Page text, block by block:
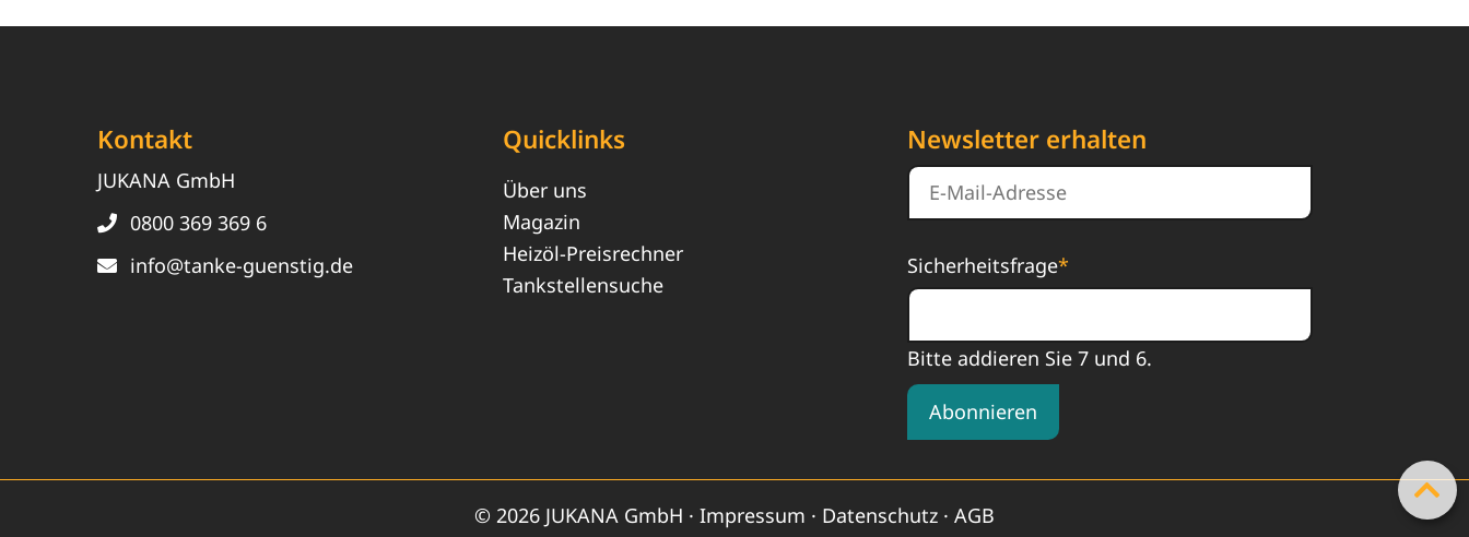
Kontakt
JUKANA GmbH
0800 369 369 6
info@tanke-guenstig.de
Quicklinks
Über uns
Magazin
Heizöl-Preisrechner
Tankstellensuche
Newsletter erhalten
Sicherheitsfrage*
Bitte addieren Sie 7 und 6.
Abonnieren
© 2026 JUKANA GmbH · Impressum · Datenschutz· AGB